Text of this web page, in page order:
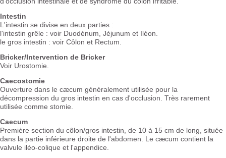
Intestin
L'intestin se divise en deux parties :
l'intestin grêle : voir Duodénum, Jéjunum et Iléon.
le gros intestin : voir Côlon et Rectum.
Bricker/Intervention de Bricker
Voir Urostomie.
Caecostomie
Ouverture dans le cæcum généralement utilisée pour la
décompression du gros intestin en cas d'occlusion. Très rarement
utilisée comme stomie.
Caecum
Première section du côlon/gros intestin, de 10 à 15 cm de long, située
dans la partie inférieure droite de l'abdomen. Le cæcum contient la
valvule iléo-colique et l'appendice.